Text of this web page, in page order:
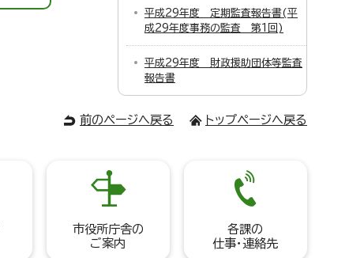
平成29年度 定期監査報告書(平
成29年度事務の監査 第1回)
平成29年度 財政援助団体等監査
報告書
前のページへ戻る トップページへ戻る
市役所庁舎の
ご案内
各課の
仕事・連絡先